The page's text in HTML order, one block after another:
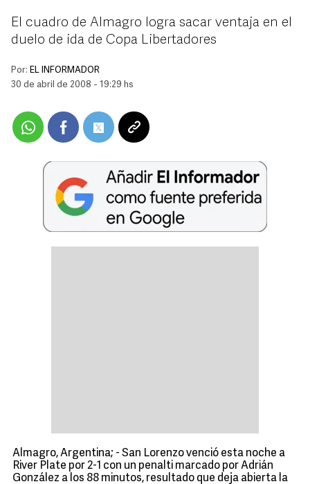
El cuadro de Almagro logra sacar ventaja en el
duelo de ida de Copa Libertadores
Por: EL INFORMADOR
30 de abril de 2008 - 19:29 hs
Almagro, Argentina; - San Lorenzo venció esta noche a
River Plate por 2-1 con un penalti marcado por Adrián
González a los 88 minutos, resultado que deja abierta la